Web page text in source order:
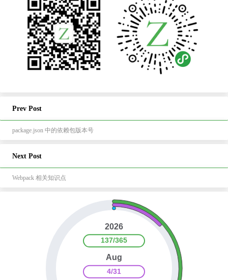
Prev Post
package.json 中的依赖包版本号
Next Post
Webpack 相关知识点